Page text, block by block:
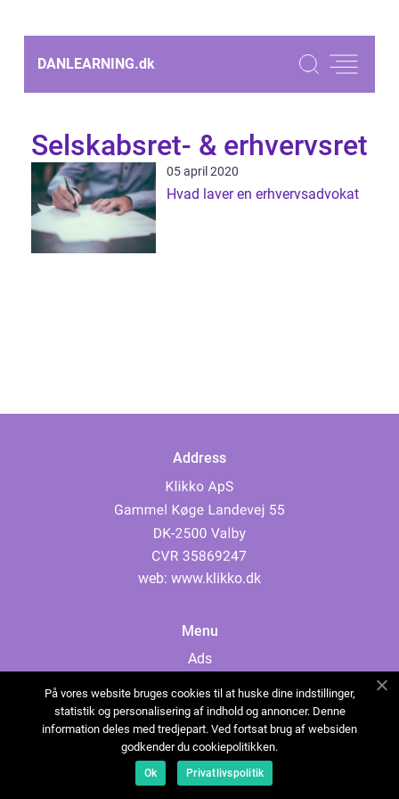
DANLEARNING.dk
Selskabsret- & erhvervsret
05 april 2020
Hvad laver en erhvervsadvokat
Address
web: www.klikko.dk
Menu
Ads
Cookies
Contact
Sitemap
På vores website bruges cookies til at huske dine indstillinger,
statistik og personalisering af indhold og annoncer. Denne
information deles med tredjepart. Ved fortsat brug af websiden
godkender du cookiepolitikken.
Ok Privatlivspolitik